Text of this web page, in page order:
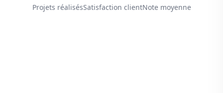
Projets réalisésSatisfaction clientNote moyenne